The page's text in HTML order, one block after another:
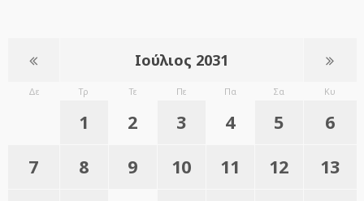
Ιούλιος 2031
Δε Τρ Τε Πε Πα Σα Κυ
1 2 3 4 5
6
7
8 9 10 11 12
13